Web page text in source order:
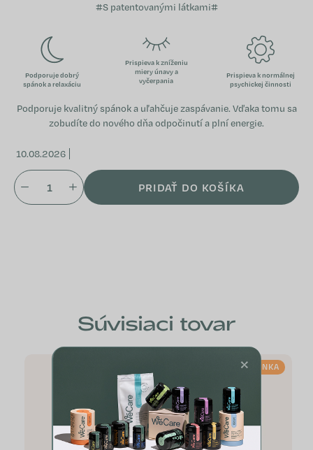
#S patentovanými látkami#
Podporuje dobrý
spánok a relaxáciu
Prispieva k zníženiu
miery únavy a
vyčerpania
Prispieva k normálnej
psychickej činnosti
Podporuje kvalitný spánok a uľahčuje zaspávanie. Vďaka tomu sa
zobudíte do nového dňa odpočinutí a plní energie.
10.08.2026
PRIDAŤ DO KOŠÍKA
Súvisiaci tovar
NOVINKA
×